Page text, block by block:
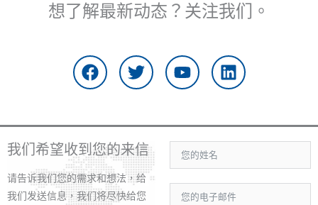
想了解最新动态？关注我们。
F
a
c
b
o
o
k
上
特
o
u
t
b
e
i
n
k
d
i
我们希望收到您的来信
请告诉我们您的需求和想法，给
我们发送信息，我们将尽快给您